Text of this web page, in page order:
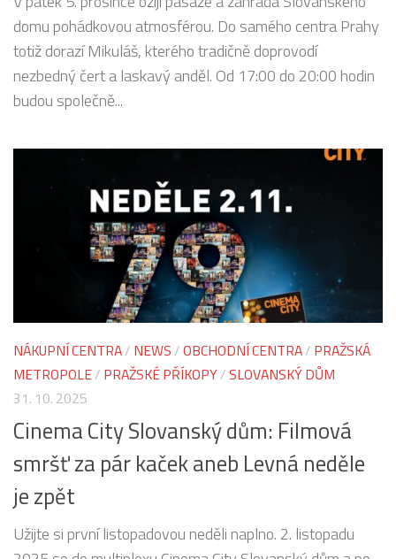
domu pohádkovou atmosférou. Do samého centra Prahy
totiž dorazí Mikuláš, kterého tradičně doprovodí
nezbedný čert a laskavý anděl. Od 17:00 do 20:00 hodin
budou společně...
NÁKUPNÍ CENTRA/ NEWS /OBCHODNÍ CENTRA/ PRAŽSKÁ
METROPOLE/ PRAŽSKÉ PŘÍKOPY/SLOVANSKÝ DŮM
31. 10. 2025
Cinema City Slovanský dům: Filmová
smršť za pár kaček aneb Levná neděle
je zpět
Užijte si první listopadovou neděli naplno. 2. listopadu